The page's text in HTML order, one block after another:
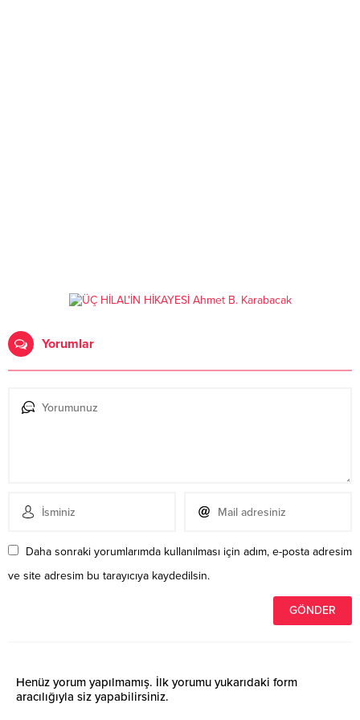
Yorumlar
Daha sonraki yorumlarımda kullanılması için adım, e-posta adresim
ve site adresim bu tarayıcıya kaydedilsin.
Henüz yorum yapılmamış. İlk yorumu yukarıdaki form
aracılığıyla siz yapabilirsiniz.